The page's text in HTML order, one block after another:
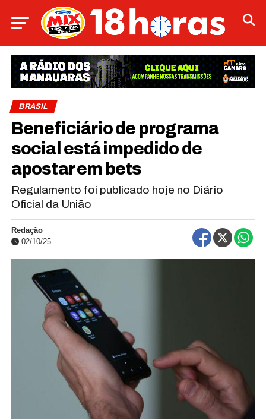
BRASIL
Beneficiário de programa
social está impedido de
apostar em bets
Regulamento foi publicado hoje no Diário
Oficial da União
Redação
02/10/25